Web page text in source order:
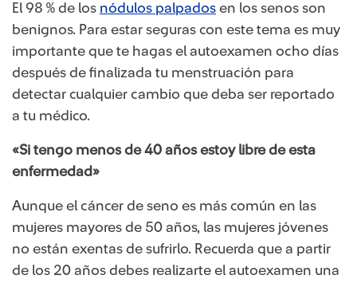
El 98 % de los nódulos palpados ​ en los senos son
benignos. Para estar seguras con este tema es muy
importante que te hagas el autoexamen ocho días
después de finalizada tu menstruación para
detectar cualquier cambio que deba ser reportado
a tu médico.
«Si tengo menos de 40 años estoy libre de esta
enfermedad»
Aunque el cáncer de seno es más común en las
mujeres mayores de 50 años, las mujeres jóvenes
no están exentas de sufrirlo. Recuerda que a partir
de los 20 años debes realizarte el autoexamen una